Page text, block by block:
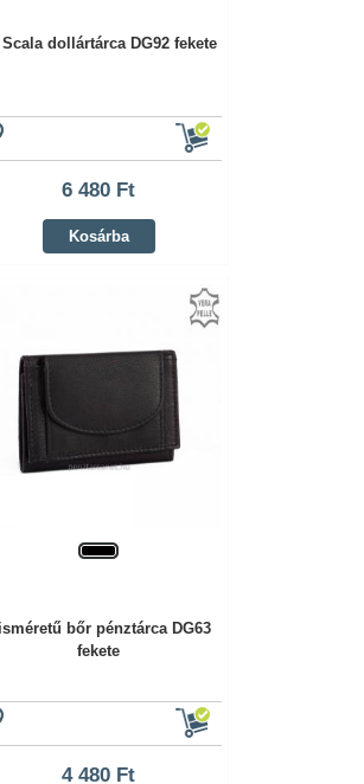
dollártárca DG92 fekete
6 480 Ft
Kosárba
bőr pénztárca DG63
fekete
4 480 Ft